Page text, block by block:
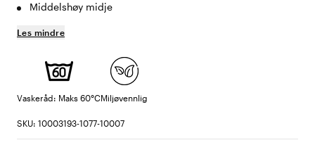
Middelshøy midje
Les mindre
Vaskeråd: Maks 60°CMiljøvennlig
SKU: 10003193-1077-10007